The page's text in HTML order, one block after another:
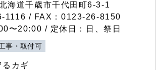
道千歳市千代田町6-3-1
1116 / FAX：0123-26-8150
〜20:00 / 定休日：日、祭日
事・取付可
カギ